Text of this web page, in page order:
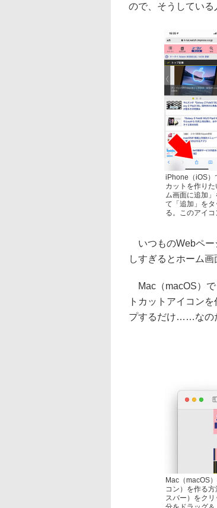
ので、そうしている
iPhone（iOS）
カットを作り
ム画面に追加
て「追加」を
る。このアイ
いつものWebペー
しすぎるとホーム画
Mac（macOS）で
トカットアイコン
プするだけ……なの
Mac（macOS
コン）を作る
スバー）をク